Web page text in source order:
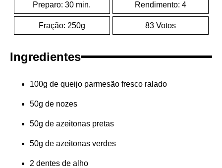
Preparo: 30 min. Rendimento: 4
Fração: 250g 83 Votos
Ingredientes
100g de queijo parmesão fresco ralado
50g de nozes
50g de azeitonas pretas
50g de azeitonas verdes
2 dentes de alho